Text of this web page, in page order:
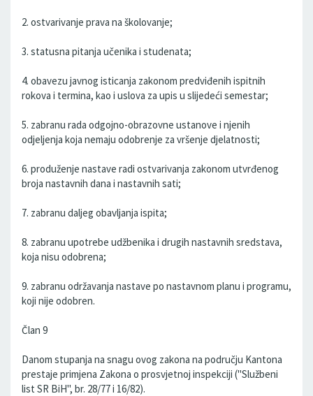
2. ostvarivanje prava na školovanje;
3. statusna pitanja učenika i studenata;
4. obavezu javnog isticanja zakonom predviđenih ispitnih
rokova i termina, kao i uslova za upis u slijedeći semestar;
5. zabranu rada odgojno-obrazovne ustanove i njenih
odjeljenja koja nemaju odobrenje za vršenje djelatnosti;
6. produženje nastave radi ostvarivanja zakonom utvrđenog
broja nastavnih dana i nastavnih sati;
7. zabranu daljeg obavljanja ispita;
8. zabranu upotrebe udžbenika i drugih nastavnih sredstava,
koja nisu odobrena;
9. zabranu održavanja nastave po nastavnom planu i programu,
koji nije odobren.
Član 9
Danom stupanja na snagu ovog zakona na području Kantona
prestaje primjena Zakona o prosvjetnoj inspekciji (''Službeni
list SR BiH'', br. 28/77 i 16/82).